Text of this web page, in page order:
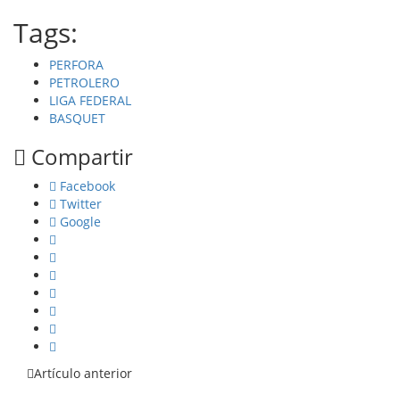
Tags:
PERFORA
PETROLERO
LIGA FEDERAL
BASQUET
Compartir
Facebook
Twitter
Google
Artículo anterior